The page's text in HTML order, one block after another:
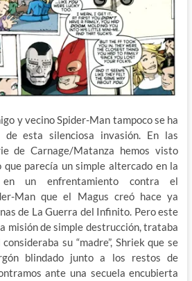
y vecino Spider-Man tampoco se ha
esta silenciosa invasión. En las
de Carnage/Matanza hemos visto
parecía un simple altercado en la
un enfrentamiento contra el
Man que el Magus creó hace ya
de La Guerra del Infinito. Pero este
misión de simple destrucción, trataba
su “madre”, Shriek que se
blindado junto a los restos de
ante una secuela encubierta